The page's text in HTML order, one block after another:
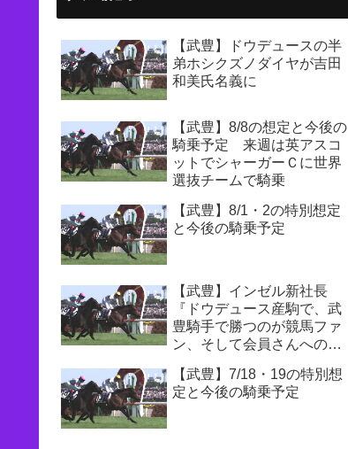
【武豊】ドウデュースの半
弟ホシクズノダイヤが吉田
和美氏名義に
【武豊】8/8の想定と今後の
騎乗予定 来週は英アスコ
ットでシャーガーＣに世界
選抜チームで騎乗
【武豊】8/1・2の特別想定
と今後の騎乗予定
【武豊】インゼル新社長
『ドウデュース産駒で、武
豊騎手で勝つのが競馬ファ
ン、そして会員さんへの一
【武豊】7/18・19の特別想
定と今後の騎乗予定